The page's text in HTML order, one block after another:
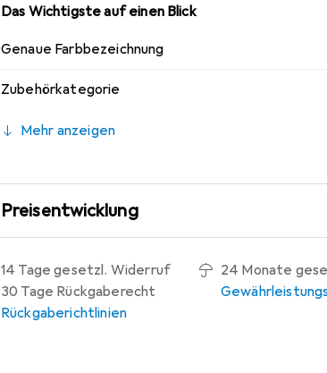
Das Wichtigste auf einen Blick
Genaue Farbbezeichnung
Zubehörkategorie
Mehr anzeigen
Preisentwicklung
14 Tage gesetzl. Widerruf
30 Tage Rückgaberecht
Rückgaberichtlinien
24 Monate